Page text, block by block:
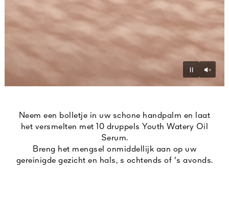
Pause
Neem een bolletje in uw schone handpalm en laat
het versmelten met 10 druppels Youth Watery Oil
Serum.
Breng het mengsel onmiddellijk aan op uw
gereinigde gezicht en hals, s ochtends of 's avonds.